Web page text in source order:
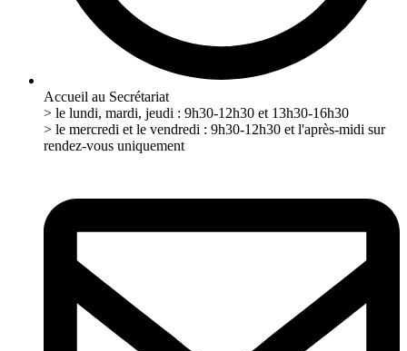
Accueil au Secrétariat
> le lundi, mardi, jeudi : 9h30-12h30 et 13h30-16h30
> le mercredi et le vendredi : 9h30-12h30 et l'après-midi sur
rendez-vous uniquement